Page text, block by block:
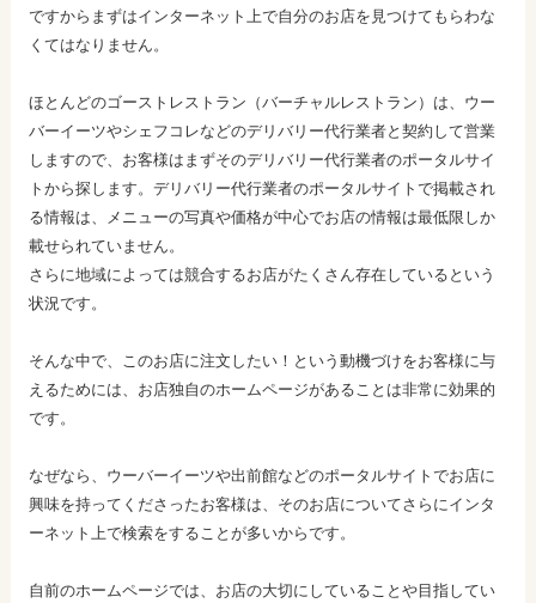
ですからまずはインターネット上で自分のお店を見つけてもらわな
くてはなりません。
ほとんどのゴーストレストラン（バーチャルレストラン）は、ウー
バーイーツやシェフコレなどのデリバリー代行業者と契約して営業
しますので、お客様はまずそのデリバリー代行業者のポータルサイ
トから探します。デリバリー代行業者のポータルサイトで掲載され
る情報は、メニューの写真や価格が中心でお店の情報は最低限しか
載せられていません。
さらに地域によっては競合するお店がたくさん存在しているという
状況です。
そんな中で、このお店に注文したい！という動機づけをお客様に与
えるためには、お店独自のホームページがあることは非常に効果的
です。
なぜなら、ウーバーイーツや出前館などのポータルサイトでお店に
興味を持ってくださったお客様は、そのお店についてさらにインタ
ーネット上で検索をすることが多いからです。
自前のホームページでは、お店の大切にしていることや目指してい